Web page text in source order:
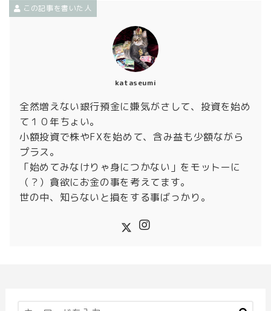
この記事を書いた人
kataseumi
全然増えない銀行預金に嫌気がさして、投資を始め
て１０年ちょい。
小額投資で株やFXを始めて、含み益も少額ながら
プラス。
「始めてみなけりゃ身につかない」をモットーに
（？）貪欲にお金の事を考えてます。
世の中、知らないと損をする事ばっかり。